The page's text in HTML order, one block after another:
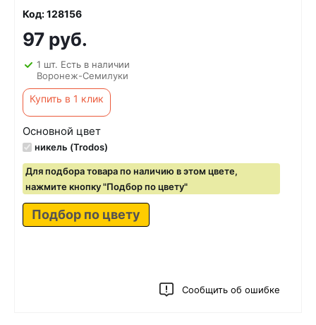
Код: 128156
97 руб.
1 шт. Есть в наличии
Воронеж-Семилуки
Купить в 1 клик
Основной цвет
никель (Trodos)
Для подбора товара по наличию в этом цвете,
нажмите кнопку "Подбор по цвету"
Подбор по цвету
Сообщить об ошибке